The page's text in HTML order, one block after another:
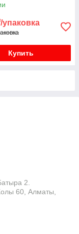
упаковка
Купить
ㅤㅤㅤㅤㅤ2.
60, Алматы,